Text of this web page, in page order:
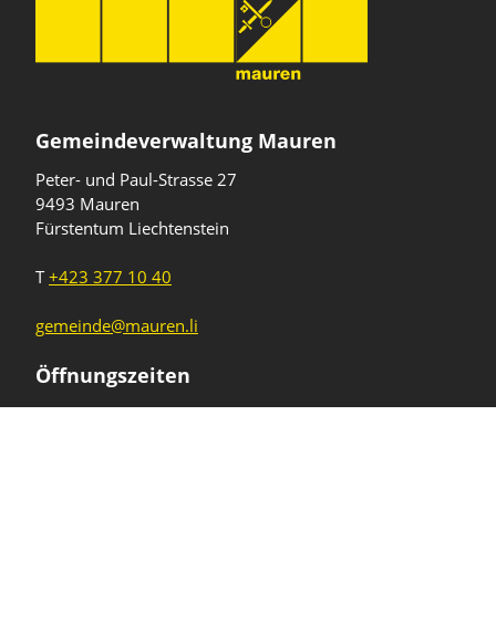
Gemeindeverwaltung Mauren
Peter- und Paul-Strasse 27
9493 Mauren
Fürstentum Liechtenstein
T+423 377 10 40
gemeinde@mauren.li
Öffnungszeiten
WochentageUhrzeiten